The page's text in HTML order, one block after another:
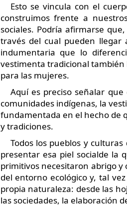
Esto se vincula con el
construimos frente a
sociales. Podría afirmarse
través del cual pueden llegar
indumentaria que lo
vestimenta tradicional también
para las mujeres.
Aquí es preciso señalar
comunidades indígenas, la
fundamentada en el hecho de
y tradiciones.
Todos los pueblos y
presentar esa piel socialde la
primitivos necesitaron abrigo
del entorno ecológico y, tal
propia naturaleza: desde las
las sociedades, la elaboración